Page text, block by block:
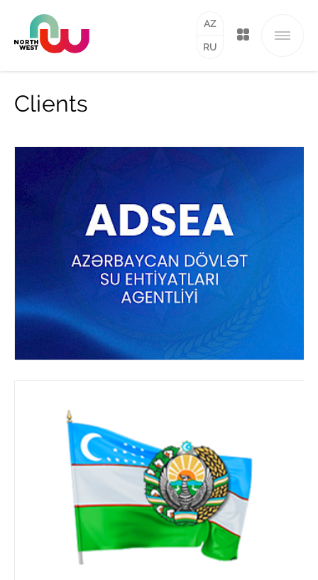
AZ
RU
Clients